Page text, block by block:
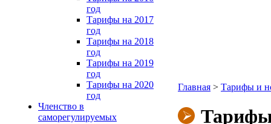
год
Тарифы на 2017
год
Тарифы на 2018
год
Тарифы на 2019
год
Тарифы на 2020
год
Членство в
саморегулируемых
Главная > Тарифы и
Тарифы